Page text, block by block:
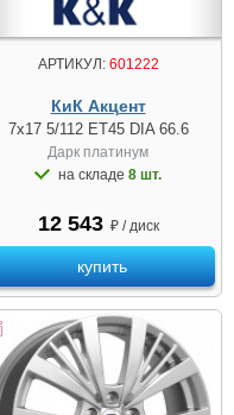
АРТИКУЛ:601222
КиК Акцент
7x17 5/112 ET45 DIA 66.6
Дарк платинум
на складе 8 шт.
12 543 ₽ / диск
купить